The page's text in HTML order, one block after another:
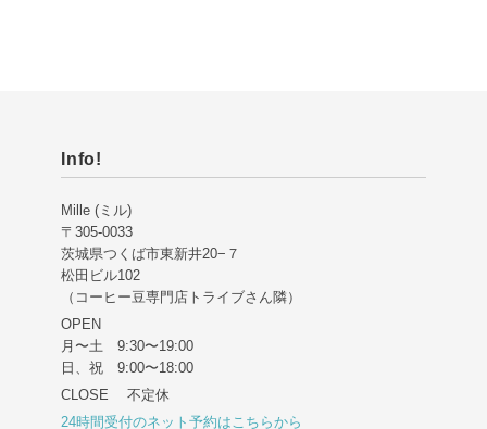
Info!
Mille (ミル)
〒305-0033
茨城県つくば市東新井20−７
松田ビル102
（コーヒー豆専門店トライブさん隣）
OPEN
月〜土 9:30〜19:00
日、祝 9:00〜18:00
CLOSE 不定休
24時間受付のネット予約はこちらから